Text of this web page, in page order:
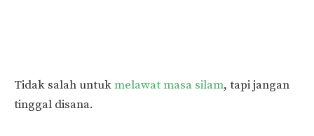
Tidak salah untukmelawat masa silam, tapi jangan
tinggal disana.